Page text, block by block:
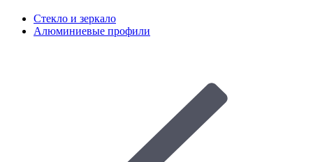
Стекло и зеркало
Алюминиевые профили